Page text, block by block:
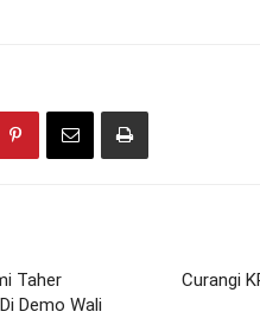
Taher
Demo Wali
Curangi